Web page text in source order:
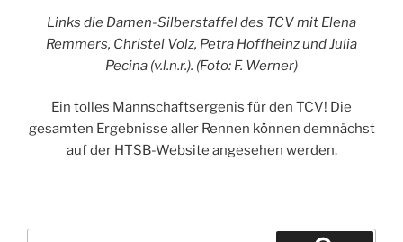
Links die Damen-Silberstaffel des TCV mit Elena
Remmers, Christel Volz, Petra Hoffheinz und Julia
Pecina (v.l.n.r.). (Foto: F. Werner)
Ein tolles Mannschaftsergenis für den TCV! Die
gesamten Ergebnisse aller Rennen können demnächst
auf der HTSB-Website angesehen werden.